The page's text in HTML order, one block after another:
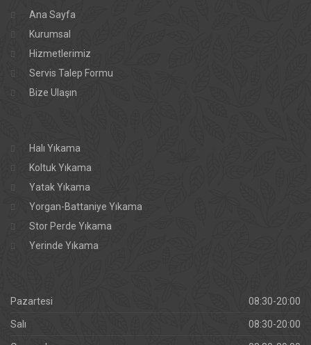
Ana Sayfa
Kurumsal
Hizmetlerimiz
Servis Talep Formu
Bize Ulaşın
Halı Yıkama
Koltuk Yıkama
Yatak Yıkama
Yorgan-Battaniye Yıkama
Stor Perde Yıkama
Yerinde Yıkama
Pazartesi 08:30-20:00
Salı 08:30-20:00